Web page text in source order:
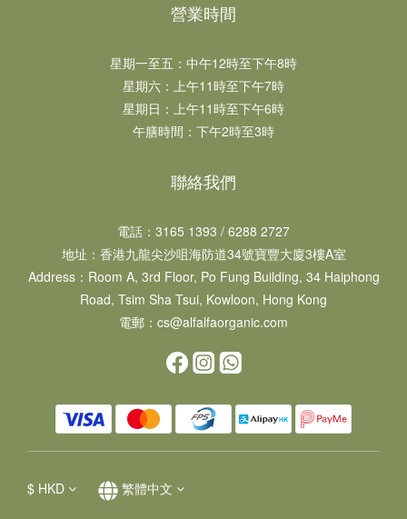
營業時間
星期一至五：中午12時至下午8時​​
星期六：上午11時至下午7時​
星期日：上午11時至下午6時​
午膳時間：下午2時至3時
聯絡我們
電話：3165 1393 / 6288 2727
地址：​香港九龍尖沙咀海防道34號寶豐大廈3樓A室
Address：Room A, 3rd Floor, Po Fung Building, 34 Haiphong
Road, Tsim Sha Tsui, Kowloon, Hong Kong
電郵：cs@alfalfaorganic.com
$ HKD 繁體中文